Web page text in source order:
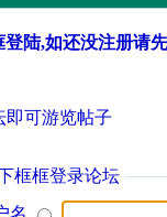
陆,如还没注册请
即可游览帖子
框框登录论坛
名